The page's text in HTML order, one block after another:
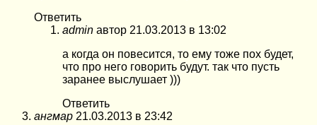
Ответить
admin автор 21.03.2013 в 13:02
а когда он повесится, то ему тоже пох будет,
что про него говорить будут. так что пусть
заранее выслушает )))
Ответить
ангмар 21.03.2013 в 23:42